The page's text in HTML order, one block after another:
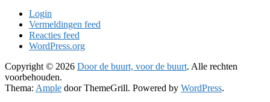
Login
Vermeldingen feed
Reacties feed
WordPress.org
Copyright © 2026 Door de buurt, voor de buurt. Alle rechten
voorbehouden.
Thema: Ample door ThemeGrill. Powered by WordPress.